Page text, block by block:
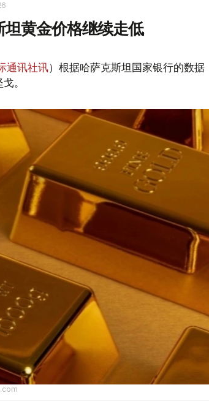
坦黄金价格继续走低
通讯社讯）根据哈萨克斯坦国家银行的数
。